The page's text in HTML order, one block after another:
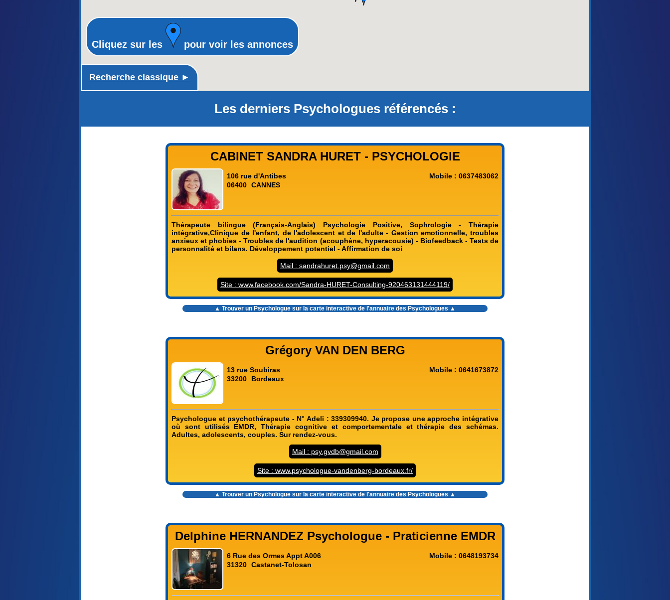
Recherche classique ►
Cliquez sur les pour voir les annonces
Les derniers Psychologues référencés :
CABINET SANDRA HURET - PSYCHOLOGIE
106 rue d'Antibes
06400 CANNES
Mobile : 0637483062
Thérapeute bilingue (Français-Anglais) Psychologie Positive, Sophrologie - Thérapie
intégrative,Clinique de l'enfant, de l'adolescent et de l'adulte - Gestion emotionnelle, troubles
anxieux et phobies - Troubles de l'audition (acouphène, hyperacousie) - Biofeedback - Tests de
personnalité et bilans. Développement potentiel - Affirmation de soi
Mail : sandrahuret.psy@gmail.com
Site : www.facebook.com/Sandra-HURET-Consulting-920463131444119/
▲ Trouver un Psychologue sur la carte interactive de l'annuaire des Psychologues ▲
Grégory VAN DEN BERG
13 rue Soubiras
33200
Bordeaux
Mobile : 0641673872
Psychologue et psychothérapeute - N° Adeli : 339309940. Je propose une approche intégrative
où sont utilisés EMDR, Thérapie cognitive et comportementale et thérapie des schémas.
Adultes, adolescents, couples. Sur rendez-vous.
Mail : psy.gvdb@gmail.com
Site : www.psychologue-vandenberg-bordeaux.fr/
▲ Trouver un Psychologue sur la carte interactive de l'annuaire des Psychologues ▲
Delphine HERNANDEZ Psychologue - Praticienne EMDR
6 Rue des Ormes Appt A006
31320 Castanet-Tolosan
Mobile : 0648193734